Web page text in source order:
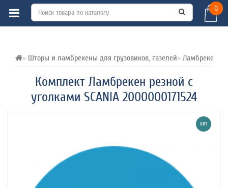
0
Шторы и ламбрекены для грузовиков, газелей Ламбрекены
Комплект Ламбрекен резной с
уголками SCANIA 2000000171524
ВСЕ О ТОВАРЕ ХАРАКТЕРИСТИКИ
ХИТ